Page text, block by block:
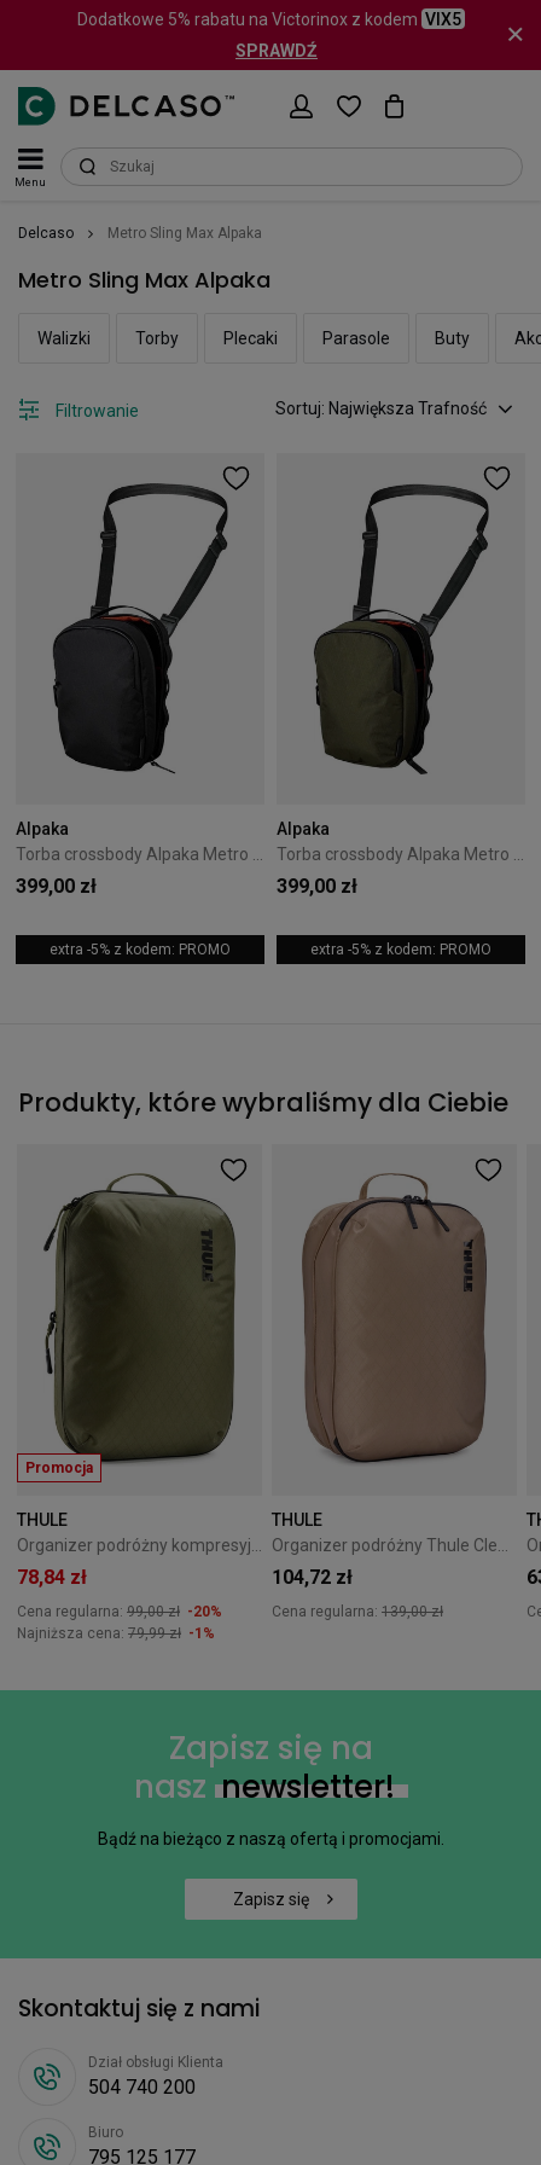
Dodatkowe 5% rabatu na Victorinox z kodem VIX5
SPRAWDŹ
Menu
Delcaso Metro Sling Max Alpaka
Metro Sling Max Alpaka
Walizki Torby Plecaki Parasole Buty
Sortuj: Największa Trafność
Filtrowanie
Alpaka
399,00 zł
extra -5% z kodem: PROMO
Alpaka
399,00 zł
extra -5% z kodem: PROMO
Produkty, które wybraliśmy dla Ciebie
Promocja
THULE
Organizer podróżny kompresyjny Thule PackingCube M Soft Green
78,84 zł
Cena regularna: 99,00 zł -20%
Najniższa cena: 79,99 zł -1%
THULE
Organizer podróżny Thule Clean/Dirty Cube Gentle beige
104,72 zł
Cena regularna: 139,00 zł
Zapisz się na
nasz newsletter!
Bądź na bieżąco z naszą ofertą i promocjami.
Zapisz się
Skontaktuj się z nami
Dział obsługi Klienta
504 740 200
Biuro
795 125 177